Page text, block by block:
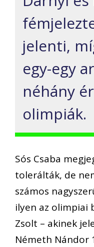
jelenti,
egy-egy
néhány
olimpiák.
Sós Csaba
tolerálták, de
számos
ilyen az olimpiai
Zsolt – akinek
Németh Nándor